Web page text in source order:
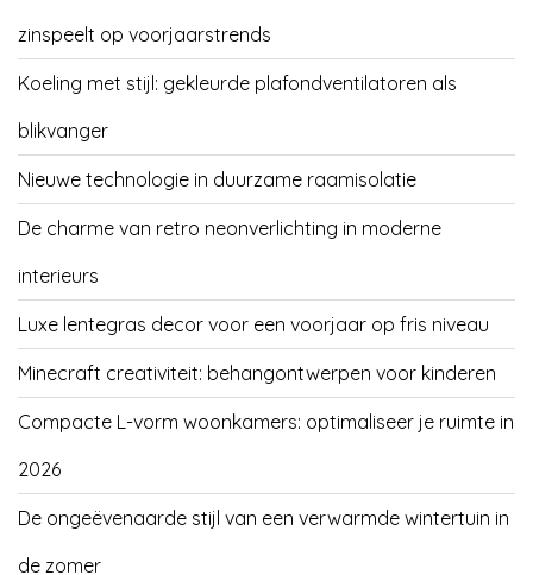
zinspeelt op voorjaarstrends
Koeling met stijl: gekleurde plafondventilatoren als
blikvanger
Nieuwe technologie in duurzame raamisolatie
De charme van retro neonverlichting in moderne
interieurs
Luxe lentegras decor voor een voorjaar op fris niveau
Minecraft creativiteit: behangontwerpen voor kinderen
Compacte L-vorm woonkamers: optimaliseer je ruimte in
2026
De ongeëvenaarde stijl van een verwarmde wintertuin in
de zomer